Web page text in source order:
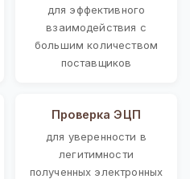
для эффективного
взаимодействия с
большим количеством
поставщиков
Проверка ЭЦП
для уверенности в
легитимности
полученных электронных